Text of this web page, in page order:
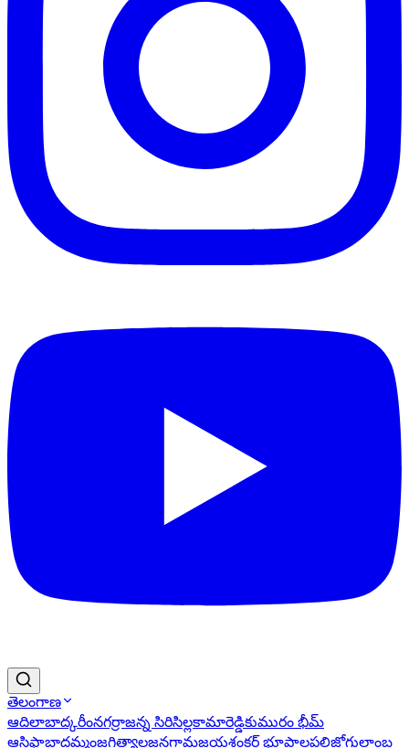
తెలంగాణ
ఆదిలాబాద్కరీంనగర్రాజన్న సిరిసిల్లకామారెడ్డికుమురం భీమ్
ఆసిఫాబాద్ఖమ్మంజగిత్యాలజనగామజయశంకర్ భూపాలపల్లిజోగులాంబ